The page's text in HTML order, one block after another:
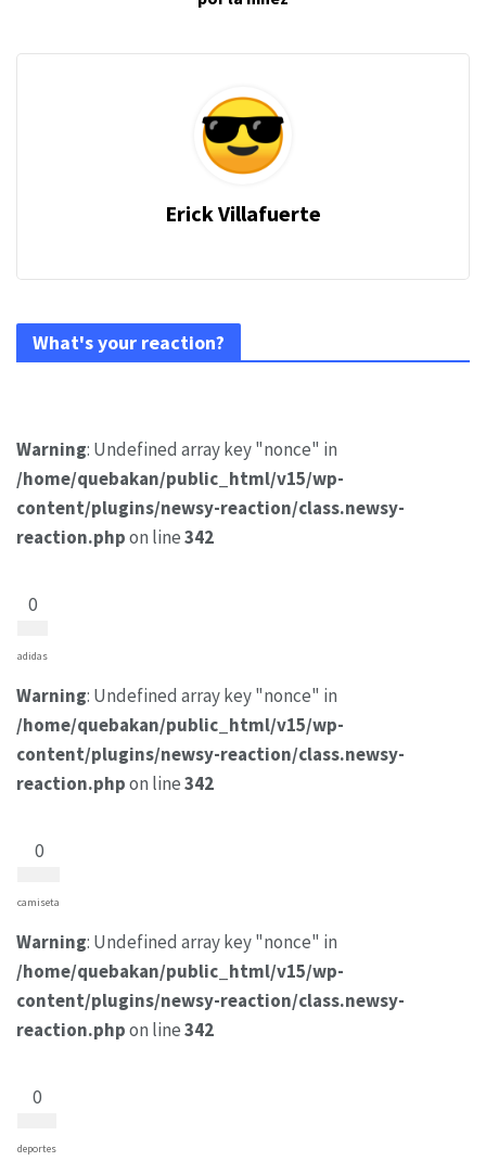
Erick Villafuerte
What's your reaction?
Warning: Undefined array key "nonce" in
/home/quebakan/public_html/v15/wp-
content/plugins/newsy-reaction/class.newsy-
reaction.phpon line342
0
adidas
Warning: Undefined array key "nonce" in
/home/quebakan/public_html/v15/wp-
content/plugins/newsy-reaction/class.newsy-
reaction.phpon line342
0
camiseta
Warning: Undefined array key "nonce" in
/home/quebakan/public_html/v15/wp-
content/plugins/newsy-reaction/class.newsy-
reaction.phpon line342
0
deportes